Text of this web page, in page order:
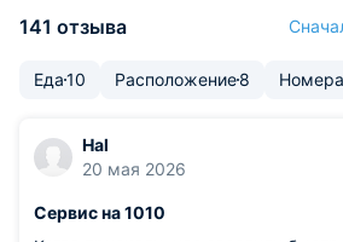
141 отзыва
Еда10 Расположение8 Номера
Hal
20 мая 2026
Сервис на 1010